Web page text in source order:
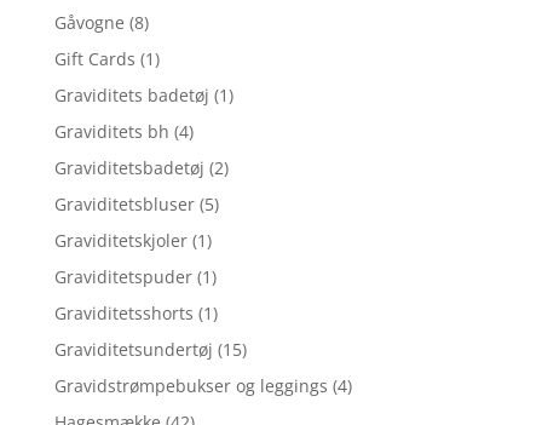
Gåvogne (8)
Gift Cards (1)
Graviditets badetøj (1)
Graviditets bh (4)
Graviditetsbadetøj (2)
Graviditetsbluser (5)
Graviditetskjoler (1)
Graviditetspuder (1)
Graviditetsshorts (1)
Graviditetsundertøj (15)
Gravidstrømpebukser og leggings (4)